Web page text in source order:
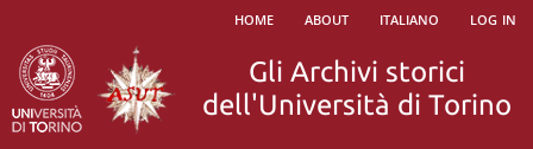
home about italiano log in